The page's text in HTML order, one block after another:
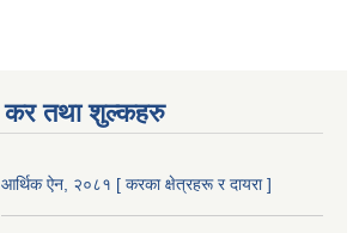
कर तथा शुल्कहरु
आर्थिक ऐन, २०८१ [ करका क्षेत्रहरू र दायरा ]